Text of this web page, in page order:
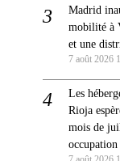
Madrid
mobilité à
et une
7 août 2026
Les
Rioja
mois de
occupation